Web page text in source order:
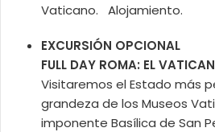
Vaticano. Alojamiento.
EXCURSIÓN OPCIONAL
FULL DAY ROMA: EL
Visitaremos el Estado más
grandeza de los Museos
imponente Basílica de San